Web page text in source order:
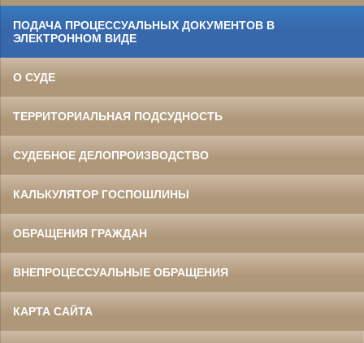
ПОДАЧА ПРОЦЕССУАЛЬНЫХ ДОКУМЕНТОВ В
ЭЛЕКТРОННОМ ВИДЕ
О СУДЕ
ТЕРРИТОРИАЛЬНАЯ ПОДСУДНОСТЬ
СУДЕБНОЕ ДЕЛОПРОИЗВОДСТВО
КАЛЬКУЛЯТОР ГОСПОШЛИНЫ
ОБРАЩЕНИЯ ГРАЖДАН
ВНЕПРОЦЕССУАЛЬНЫЕ ОБРАЩЕНИЯ
КАРТА САЙТА